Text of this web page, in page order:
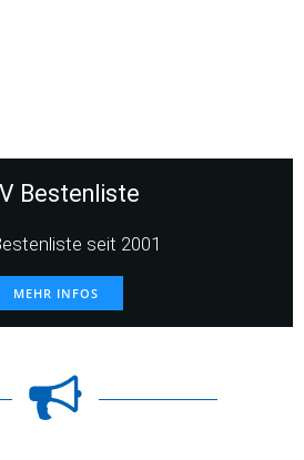
Bestenliste
seit 2001
MEHR INFOS